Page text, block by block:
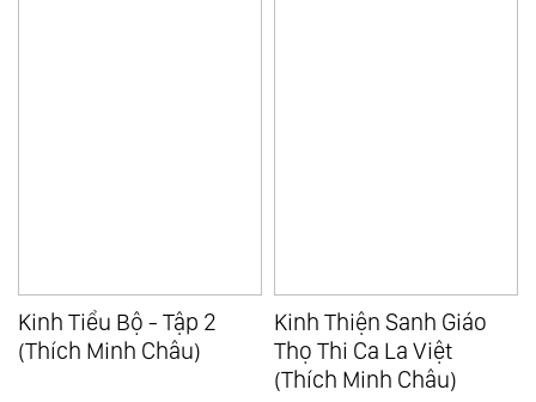
Kinh Thiện Sanh Giáo
Thọ Thi Ca La Việt
Đại Thừa Và Sự Liên Hệ
Với Tiểu Thừa (Thích
Minh Châu)